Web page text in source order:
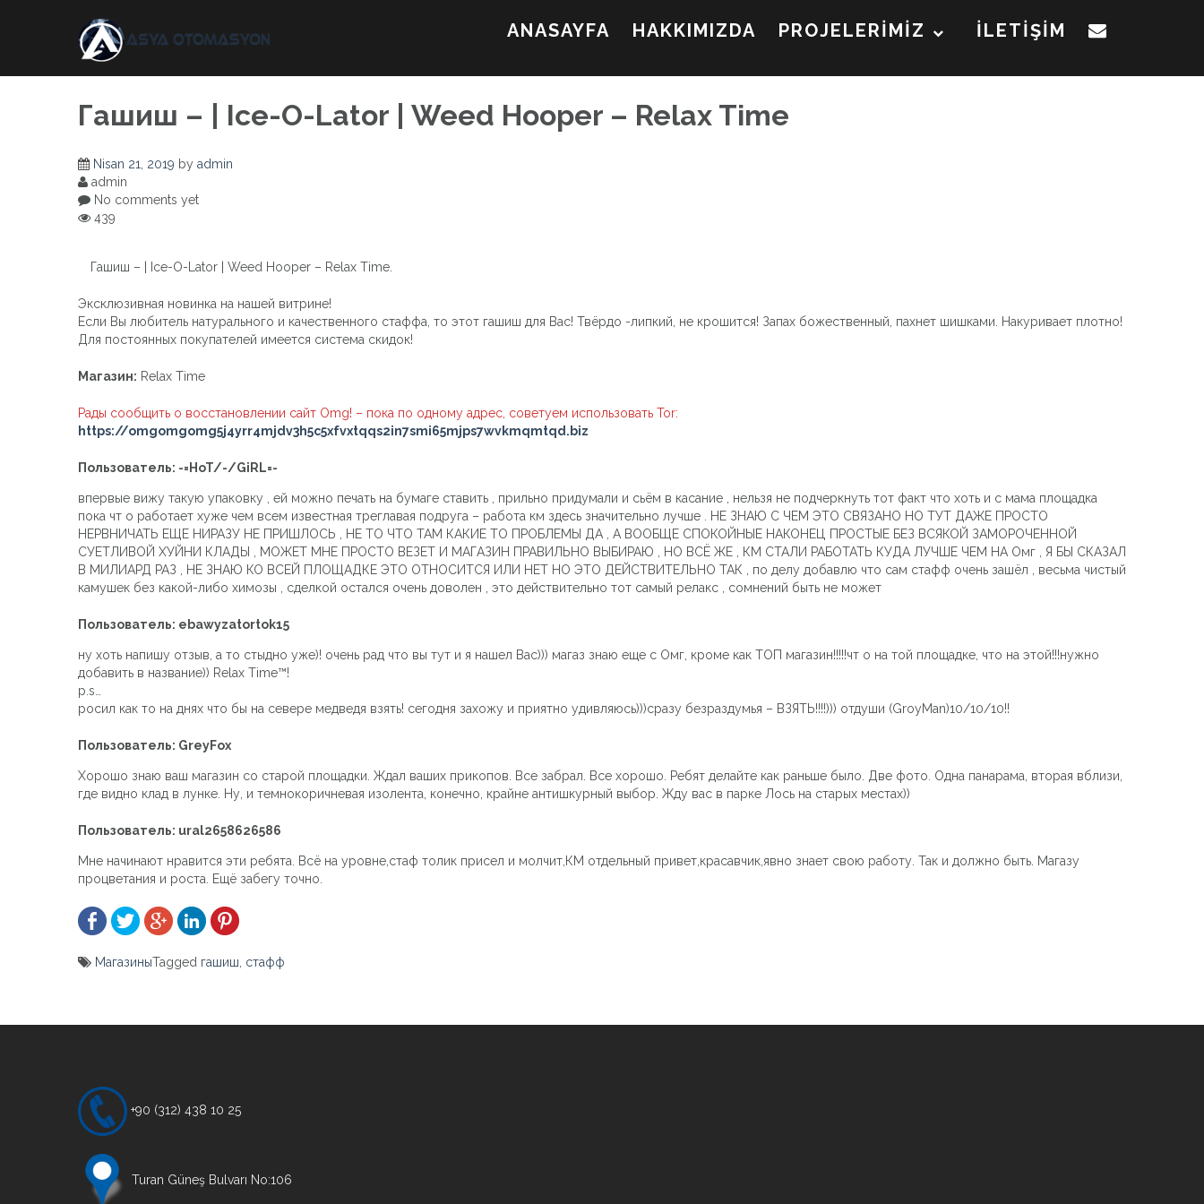
ANASAYFA HAKKIMIZDA PROJELERİMİZ İLETİŞİM
Гашиш – | Ice-O-Lator | Weed Hooper – Relax Time
Nisan 21, 2019 by admin
admin
No comments yet
439
Гашиш – | Ice-O-Lator | Weed Hooper – Relax Time.
Эксклюзивная новинка на нашей витрине!
Если Вы любитель натурального и качественного стаффа, то этот гашиш для Вас! Твёрдо -липкий, не крошится! Запах божественный, пахнет шишками. Накуривает плотно!
Для постоянных покупателей имеется система скидок!
Магазин: Relax Time
Рады сообщить о восстановлении сайт Omg! – пока по одному адрес, советуем использовать Tor:
https://omgomgomg5j4yrr4mjdv3h5c5xfvxtqqs2in7smi65mjps7wvkmqmtqd.biz
Пользователь: -=HoT/-/GiRL=-
впервые вижу такую упаковку , ей можно печать на бумаге ставить , прильно придумали и сьём в касание , нельзя не подчеркнуть тот факт что хоть и с мама площадка
пока чт о работает хуже чем всем известная треглавая подруга – работа км здесь значительно лучше . НЕ ЗНАЮ С ЧЕМ ЭТО СВЯЗАНО НО ТУТ ДАЖЕ ПРОСТО
НЕРВНИЧАТЬ ЕЩЕ НИРАЗУ НЕ ПРИШЛОСЬ , НЕ ТО ЧТО ТАМ КАКИЕ ТО ПРОБЛЕМЫ ДА , А ВООБЩЕ СПОКОЙНЫЕ НАКОНЕЦ ПРОСТЫЕ БЕЗ ВСЯКОЙ ЗАМОРОЧЕННОЙ
СУЕТЛИВОЙ ХУЙНИ КЛАДЫ , МОЖЕТ МНЕ ПРОСТО ВЕЗЕТ И МАГАЗИН ПРАВИЛЬНО ВЫБИРАЮ , НО ВСЁ ЖЕ , КМ СТАЛИ РАБОТАТЬ КУДА ЛУЧШЕ ЧЕМ НА Омг , Я БЫ СКАЗАЛ
В МИЛИАРД РАЗ , НЕ ЗНАЮ КО ВСЕЙ ПЛОЩАДКЕ ЭТО ОТНОСИТСЯ ИЛИ НЕТ НО ЭТО ДЕЙСТВИТЕЛЬНО ТАК , по делу добавлю что сам стафф очень зашёл , весьма чистый
камушек без какой-либо химозы , сделкой остался очень доволен , это действительно тот самый релакс , сомнений быть не может
Пользователь: ebawyzatortok15
ну хоть напишу отзыв, а то стыдно уже)! очень рад что вы тут и я нашел Вас))) магаз знаю еще с Омг, кроме как ТОП магазин!!!!!чт о на той площадке, что на этой!!!нужно
добавить в название)) Relax Time™!
p.s…
росил как то на днях что бы на севере медведя взять! сегодня захожу и приятно удивляюсь)))сразу безраздумья – ВЗЯТЬ!!!!))) отдуши (GroyMan)10/10/10!!
Пользователь: GreyFox
Хорошо знаю ваш магазин со старой площадки. Ждал ваших прикопов. Все забрал. Все хорошо. Ребят делайте как раньше было. Две фото. Одна панарама, вторая вблизи,
где видно клад в лунке. Ну, и темнокоричневая изолента, конечно, крайне антишкурный выбор. Жду вас в парке Лось на старых местах))
Пользователь: ural2658626586
Мне начинают нравится эти ребята. Всё на уровне,стаф толик присел и молчит,КМ отдельный привет,красавчик,явно знает свою работу. Так и должно быть. Магазу
процветания и роста. Ещё забегу точно.
МагазиныTagged гашиш стафф
+90 (312) 438 10 25
Turan Güneş Bulvarı No:106